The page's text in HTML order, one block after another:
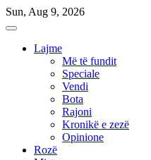
Skip
to
Sun, Aug 9, 2026
Lajme
Më të fundit
Speciale
Vendi
Bota
Rajoni
Kronikë e zezë
Opinione
Rozë